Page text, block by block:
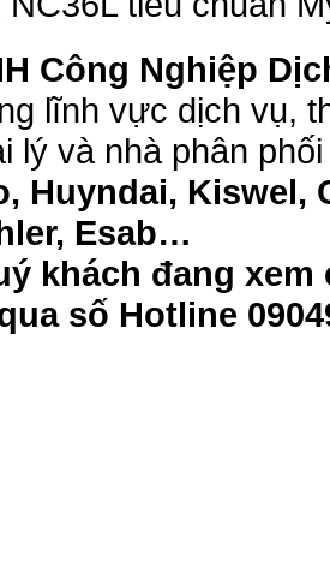
Công Nghiệp
lĩnh vực dịch vụ,
lý và nhà phân
Huyndai, Kiswel,
Esab…
khách đang
số Hotline